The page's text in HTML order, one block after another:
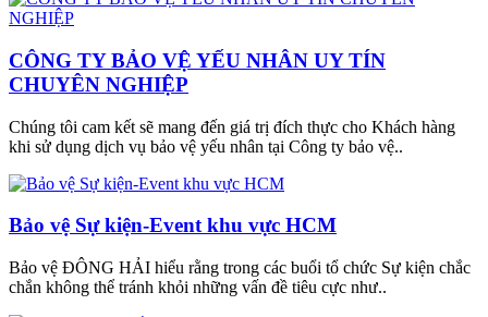
CÔNG TY BẢO VỆ YẾU NHÂN UY TÍN
CHUYÊN NGHIỆP
Chúng tôi cam kết sẽ mang đến giá trị đích thực cho Khách hàng
khi sử dụng dịch vụ bảo vệ yếu nhân tại Công ty bảo vệ..
Bảo vệ Sự kiện-Event khu vực HCM
Bảo vệ ĐÔNG HẢI hiểu rằng trong các buổi tổ chức Sự kiện chắc
chắn không thể tránh khỏi những vấn đề tiêu cực như..